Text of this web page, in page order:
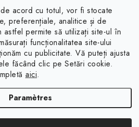
acord cu totul, vor fi stocate
preferențiale, analitice și de
astfel permite să utilizați site-ul în
funcționalitatea site-ului
cu publicitate. Vă puteți ajusta
făcând clic pe Setări cookie.
aici.
Paramètres
droits réservés.Modifier les paramètres des